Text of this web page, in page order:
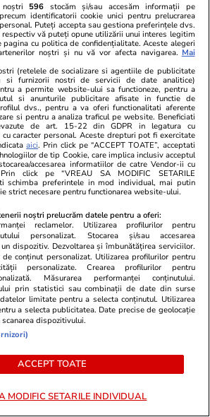
03.10.2025, 20:58
la ~5 kg prune si dupa ce fierbe
vreo 300g nuci si mai fierb un pic.
0
tăupentru a adăuga
596 stocăm și/sau accesăm informații pe
identificatorii cookie unici pentru prelucrarea
Puteți accepta sau gestiona preferințele dvs.
respectiv vă puteți opune utilizării unui interes legitim
pagina cu politica de confidențialitate. Aceste alegeri
noștri și nu vă vor afecta navigarea. Mai
(retelele de socializare si agentiile de publicitate
si furnizorii nostri de servicii de date analitice)
a permite website-ului sa functioneze, pentru a
si anunturile publicitare afisate in functie de
dvs., pentru a va oferi functionalitati aferente
si pentru a analiza traficul pe website. Beneficiati
de art. 15-22 din GDPR in legatura cu
caracter personal. Aceste drepturi pot fi exercitate
aici. Prin click pe “ACCEPT TOATE”, acceptati
de tip Cookie, care implica inclusiv acceptul
accesarea informatiilor de catre Vendor-ii cu
click pe “VREAU SA MODIFIC SETARILE
schimba preferintele in mod individual, mai putin
strict necesare pentru functionarea website-ului.
noștri prelucrăm datele pentru a oferi:
reclamelor. Utilizarea profilurilor pentru
personalizat. Stocarea și/sau accesarea
dispozitiv. Dezvoltarea și îmbunătățirea serviciilor.
conținut personalizat. Utilizarea profilurilor pentru
personalizate. Crearea profilurilor pentru
Măsurarea performanței conținutului.
prin statistici sau combinații de date din surse
limitate pentru a selecta conținutul. Utilizarea
a selecta publicitatea. Date precise de geolocație
dispozitivului.
ACCEPT TOATE
MODIFIC SETARILE INDIVIDUAL